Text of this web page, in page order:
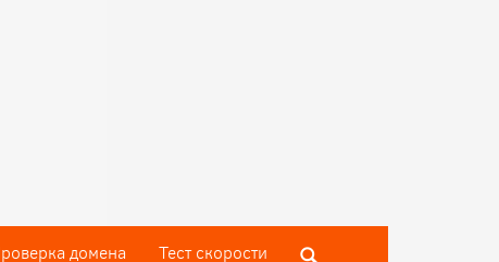
домена Тест скороcти